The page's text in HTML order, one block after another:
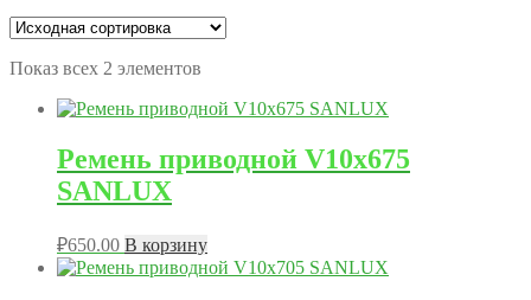
Показ всех 2 элементов
Ремень приводной V10x675
SANLUX
₽650.00 В корзину